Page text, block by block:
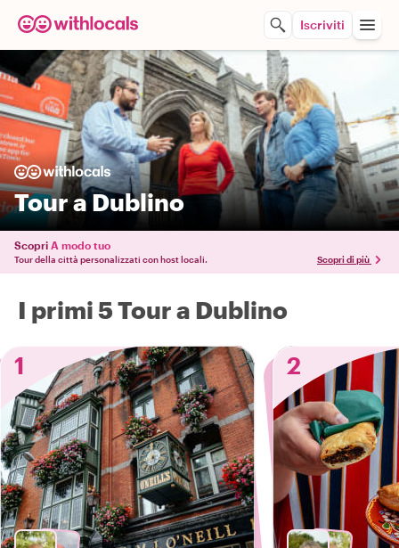
Iscriviti
Tour a Dublino
Scopri A modo tuo
Tour della città personalizzati con host locali. Scopri di più
I primi 5 Tour a Dublino
1
2